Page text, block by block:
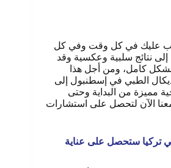
عليك في كل وقت وفي كل
نتائج سلبية وعكسية وقد
بشكل كامل، ومن أجل هذا
الطبي في إسطنبول إلى
مميزة من البداية وحتى
معنا الآن لتحصل على استشارات
تركيا ستحصل على عناية